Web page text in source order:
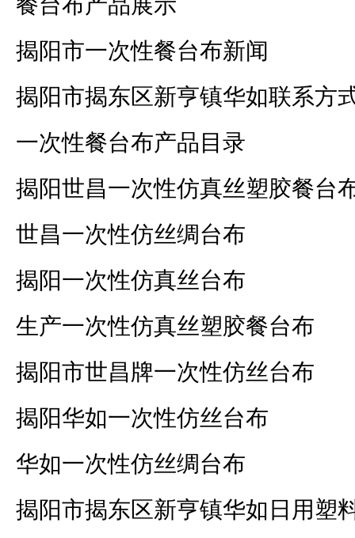
揭阳市一次性餐台布新闻
揭阳市揭东区新亨镇华如联系方
一次性餐台布产品目录
揭阳世昌一次性仿真丝塑胶餐台
世昌一次性仿丝绸台布
揭阳一次性仿真丝台布
生产一次性仿真丝塑胶餐台布
揭阳市世昌牌一次性仿丝台布
揭阳华如一次性仿丝台布
华如一次性仿丝绸台布
揭阳市揭东区新亨镇华如日用塑